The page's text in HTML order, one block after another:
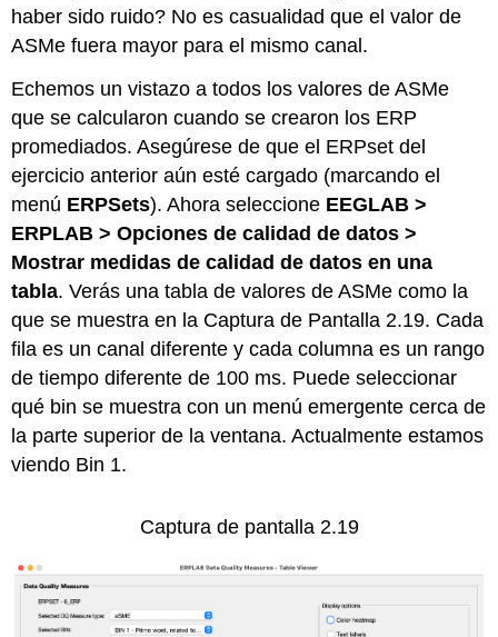
haber sido ruido? No es casualidad que el valor de
ASMe fuera mayor para el mismo canal.
Echemos un vistazo a todos los valores de ASMe
que se calcularon cuando se crearon los ERP
promediados. Asegúrese de que el ERPset del
ejercicio anterior aún esté cargado (marcando el
menú ERPSets). Ahora seleccione EEGLAB >
ERPLAB > Opciones de calidad de datos >
Mostrar medidas de calidad de datos en una
tabla. Verás una tabla de valores de ASMe como la
que se muestra en la Captura de Pantalla 2.19. Cada
fila es un canal diferente y cada columna es un rango
de tiempo diferente de 100 ms. Puede seleccionar
qué bin se muestra con un menú emergente cerca de
la parte superior de la ventana. Actualmente estamos
viendo Bin 1.
Captura de pantalla 2.19